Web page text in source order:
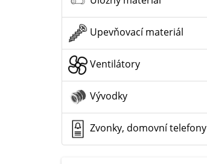
Upevňovací materiál
Ventilátory
Vývodky
Zvonky, domovní telefony